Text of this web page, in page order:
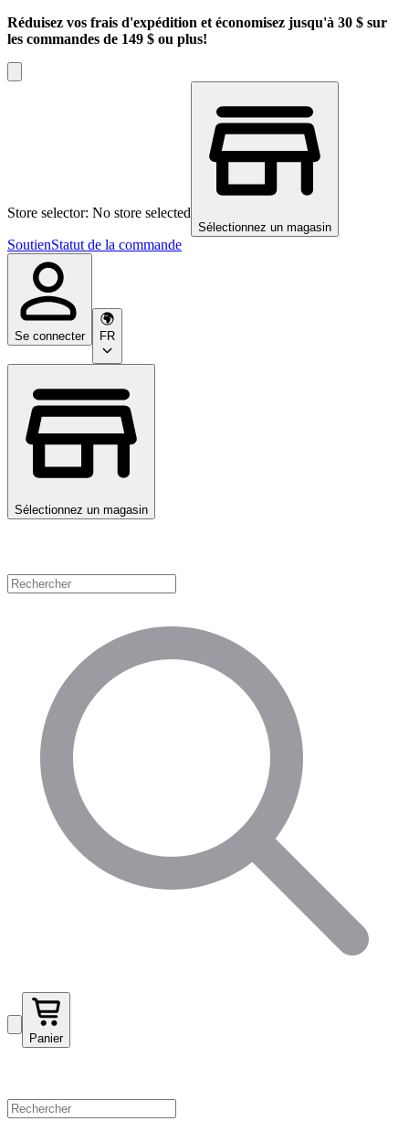
Réduisez vos frais d'expédition et économisez jusqu'à 30 $ sur
les commandes de 149 $ ou plus!
Store selector: No store selected
Sélectionnez un magasin
SoutienStatut de la commande
Se connecter FR
Sélectionnez un magasin
Panier